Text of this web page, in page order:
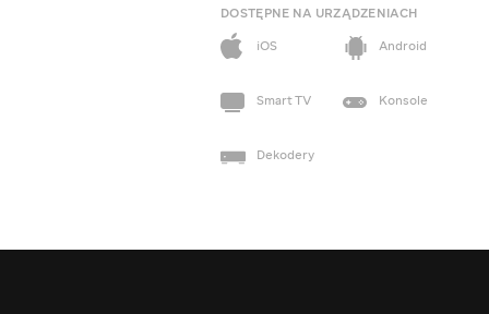
DOSTĘPNE NA URZĄDZENIACH
iOS
Android
Smart TV Konsole
Dekodery